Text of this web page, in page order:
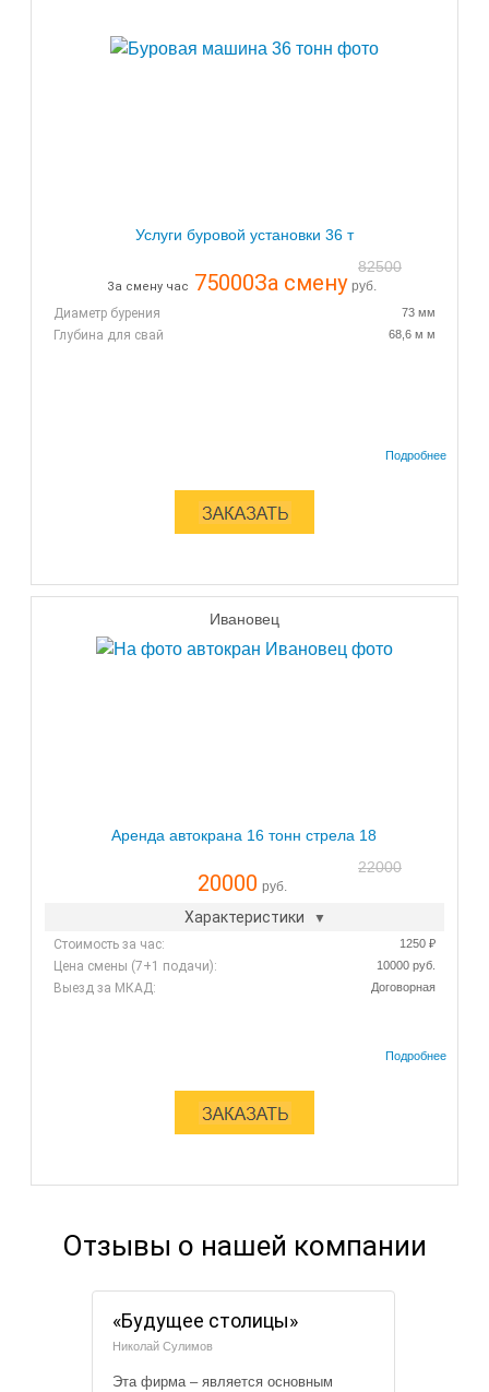
Услуги буровой установки 36 т
82500
За смену час 75000За смену руб.
Диаметр бурения
73 мм
Глубина для свай 68,6 м м
Ивановец
Аренда автокрана 16 тонн стрела 18
22000
20000 руб.
Характеристики
Стоимость за час: 1250 ₽
Цена смены (7+1 подачи): 10000 руб.
Выезд за МКАД: Договорная
Отзывы о нашей компании
«Будущее столицы»
Николай Сулимов
Эта фирма – является основным